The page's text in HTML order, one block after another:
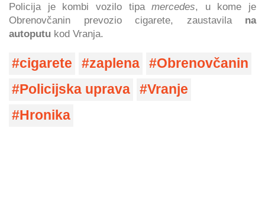
Policija je kombi vozilo tipamercedes, u kome je
Obrenovčanin prevozio cigarete, zaustavila na
autoputu kod Vranja.
cigarete zaplena
Obrenovčanin
Policijska uprava
Vranje
Hronika